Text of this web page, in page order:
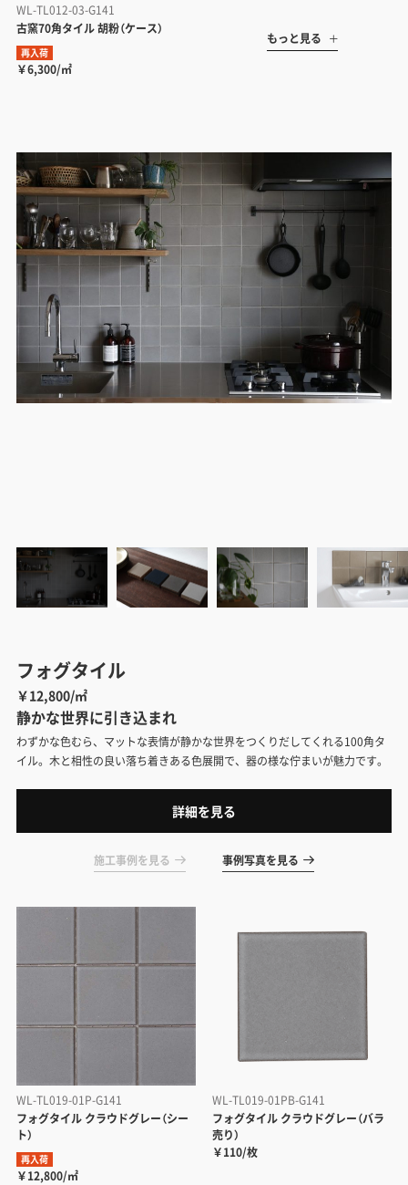
WL-TL012-03-G141
古窯70角タイル 胡粉（ケース）
再入荷
￥6,300/㎡
もっと見る
フォグタイル
￥12,800/㎡
静かな世界に引き込まれ
わずかな色むら、マットな表情が静かな世界をつくりだしてくれる100角タ
イル。木と相性の良い落ち着きある色展開で、器の様な佇まいが魅力です。
詳細を見る
施工事例を見る 事例写真を見る
WL-TL019-01P-G141
フォグタイル クラウドグレー（シー
ト）
再入荷
￥12,800/㎡
WL-TL019-01PB-G141
フォグタイル クラウドグレー（バラ
売り）
￥110/枚